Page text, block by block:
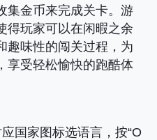
集金币来完成关卡。游
得玩家可以在闲暇之余
趣味性的闯关过程，为
享受轻松愉快的跑酷体
国家图标选语言，按“O